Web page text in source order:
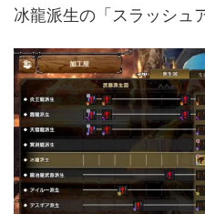
冰龍派生の「スラッシュ